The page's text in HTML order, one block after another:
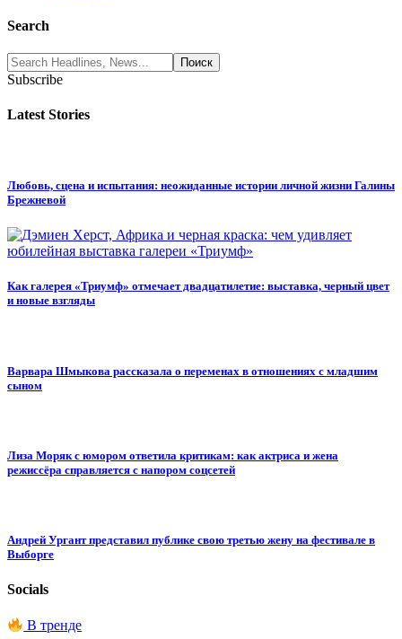
Search
Subscribe
Latest Stories
Любовь, сцена и испытания: неожиданные истории личной жизни Галины
Брежневой
Как галерея «Триумф» отмечает двадцатилетие: выставка, черный цвет
и новые взгляды
Варвара Шмыкова рассказала о переменах в отношениях с младшим
сыном
Лиза Моряк с юмором ответила критикам: как актриса и жена
режиссёра справляется с напором соцсетей
Андрей Ургант представил публике свою третью жену на фестивале в
Выборге
Socials
В тренде